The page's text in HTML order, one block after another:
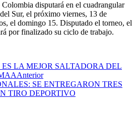
disputará en el cuadrangular
Sur, el próximo viernes, 13 de
el domingo 15. Disputado el torneo, el
por finalizado su ciclo de trabajo.
LA MEJOR SALTADORA DEL
Anterior
SE ENTREGARON TRES
TIRO DEPORTIVO